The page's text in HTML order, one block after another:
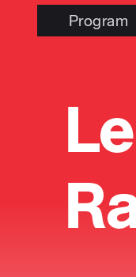
Program